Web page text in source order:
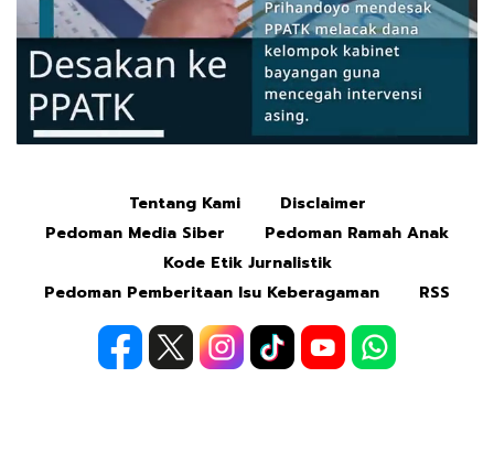
Tentang Kami
Disclaimer
Pedoman Media Siber
Pedoman Ramah Anak
Kode Etik Jurnalistik
Pedoman Pemberitaan Isu Keberagaman
RSS